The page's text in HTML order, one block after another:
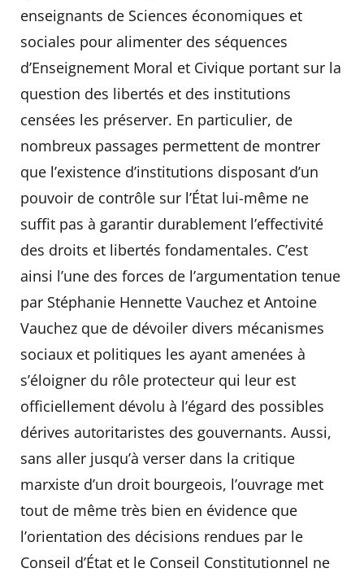
enseignants de Sciences économiques et
sociales pour alimenter des séquences
d’Enseignement Moral et Civique portant sur la
question des libertés et des institutions
censées les préserver. En particulier, de
nombreux passages permettent de montrer
que l’existence d’institutions disposant d’un
pouvoir de contrôle sur l’État lui-même ne
suffit pas à garantir durablement l’effectivité
des droits et libertés fondamentales. C’est
ainsi l’une des forces de l’argumentation tenue
par Stéphanie Hennette Vauchez et Antoine
Vauchez que de dévoiler divers mécanismes
sociaux et politiques les ayant amenées à
s’éloigner du rôle protecteur qui leur est
officiellement dévolu à l’égard des possibles
dérives autoritaristes des gouvernants. Aussi,
sans aller jusqu’à verser dans la critique
marxiste d’un droit bourgeois, l’ouvrage met
tout de même très bien en évidence que
l’orientation des décisions rendues par le
Conseil d’État et le Conseil Constitutionnel ne